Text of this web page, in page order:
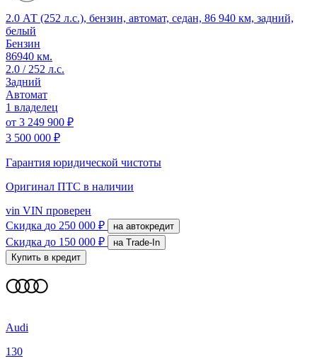
2.0 АТ (252 л.с.), бензин, автомат, седан, 86 940 км, задний,
белый
Бензин
86940 км.
2.0 / 252 л.с.
Задний
Автомат
1 владелец
от 3 249 900 ₽
3 500 000 ₽
Гарантия юридической чистоты
Оригинал ПТС в наличии
vin VIN проверен
Скидка до 250 000 ₽ на автокредит
Скидка до 150 000 ₽
на Trade-In
Купить в кредит
Audi
130